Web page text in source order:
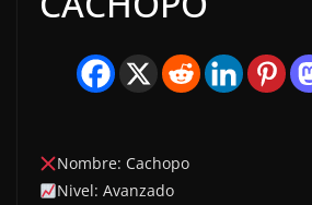
Nombre: Cachopo
Nivel: Avanzado